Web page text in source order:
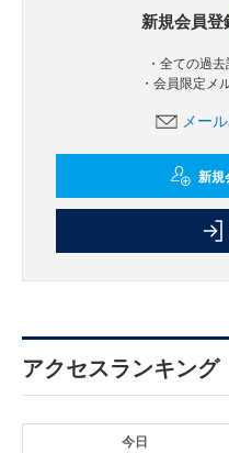
新規会員登
・全ての過
・会員限定メ
メー
新規
アクセスランキング
今日